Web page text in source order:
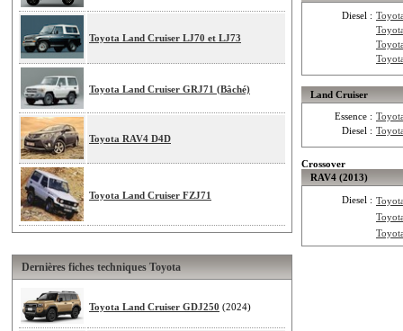
Toyota Land Cruiser LJ70 et LJ73
Toyota Land Cruiser GRJ71 (Bâché)
Toyota RAV4 D4D
Toyota Land Cruiser FZJ71
Dernières fiches techniques Toyota
Toyota Land Cruiser GDJ250 (2024)
Diesel :
Land Cruiser
Essence :
Diesel :
Crossover
RAV4 (2013)
Diesel :